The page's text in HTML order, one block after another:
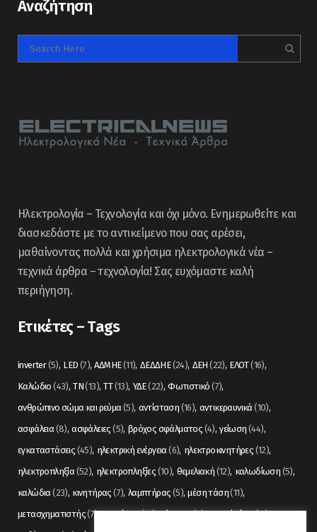
Αναζήτηση
Ηλεκτρολογία – Τεχνολογία και όχι μόνο. Ενημερωθείτε και
διασκεδάστε με το αντικείμενο που σας αρέσει,
μαθαίνοντας πολλά και χρήσιμα ηλεκτρολογικά νέα –
τεχνικά άρθρα – τεχνολογία! Σας ευχόμαστε καλή
περιήγηση.
Ετικέτες – Tags
inverter(5) LED (7) ΑΔΜΗΕ(11) ΔΕΔΔΗΕ(24) ΔΕΗ (22) ΕΛΟΤ(16)
Καλώδιο (43) ΤΝ(13) ΤΤ(13) ΥΔΕ(22) Φωτιστικό (7)
ανθρώπινο σώμα και ρεύμα (5) αντίσταση (16) αντικεραυνικά (10)
ασφάλεια (8) ασφάλειες (5) βρόχος σφάλματος (4) γείωση (44)
εγκαταστάσεις (45) ηλεκτρική ενέργεια (6) ηλεκτροκινητήρες (12)
ηλεκτροπληξία (52) ηλεκτροπληξίες (10) θεμελιακή (12) καλωδίωση (5)
καλώδια (23) κινητήρας (7) λαμπτήρας (5) μέση τάση(11)
μετασχηματιστής(7) μετρήσεις(12) μόνωση(6) οπτικές ίνες(11)